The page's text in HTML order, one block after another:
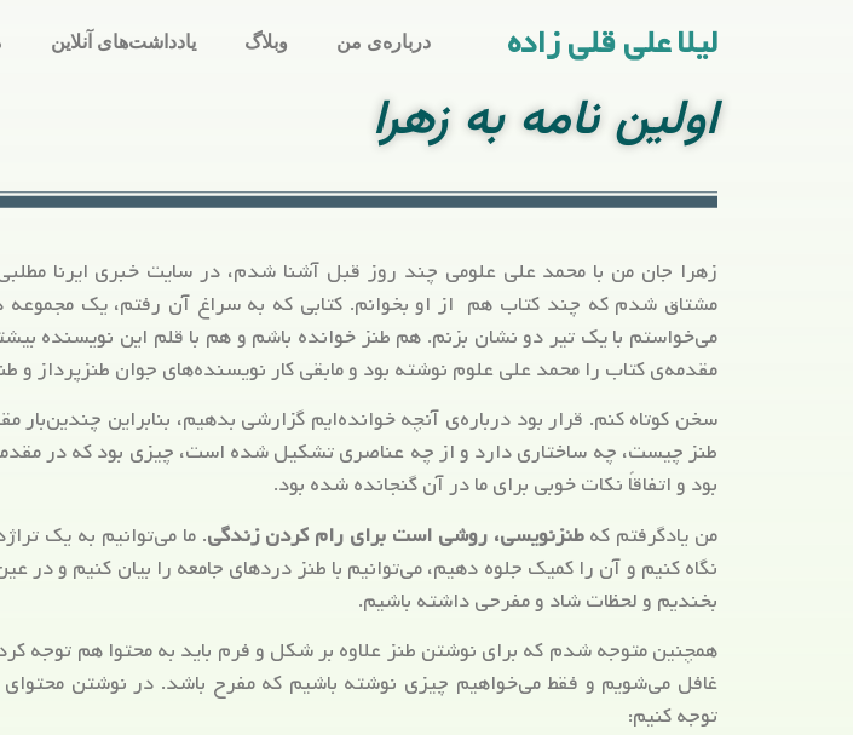
لیلا علی قلی زاده درباره‌ی من وبلاگ یادداشت‌های آنلاین
اولین نامه به زهرا
زهرا جان من با محمد علی علومی چند روز قبل آشنا شدم، در سایت خبری ایرنا
مشتاق شدم که چند کتاب هم از او بخوانم. کتابی که به سراغ آن رفتم، یک مجموعه
می‌خواستم با یک تیر دو نشان بزنم. هم طنز خوانده باشم و هم با قلم این نویسنده
مقدمه‌ی کتاب را محمد علی علوم نوشته بود و مابقی کار نویسنده‌های جوان طنزپرداز و
سخن کوتاه کنم. قرار بود درباره‌ی آنچه خوانده‌ایم گزارشی بدهیم، بنابراین چندین‌بار
طنز چیست، چه ساختاری دارد و از چه عناصری تشکیل شده است، چیزی بود که در
بود و اتفاقاً نکات خوبی برای ما در آن گنجانده شده بود.
من یادگرفتم کهطنزنویسی، روشی است برای رام کردن زندگی. ما می‌توانیم به یک
نگاه کنیم و آن را کمیک جلوه دهیم، می‌توانیم با طنز دردهای جامعه را بیان کنیم و در
بخندیم و لحظات شاد و مفرحی داشته باشیم.
همچنین متوجه شدم که برای نوشتن طنز علاوه بر شکل و فرم باید به محتوا هم توجه
غافل می‌شویم و فقط می‌خواهیم چیزی نوشته باشیم که مفرح باشد. در نوشتن محتوای
توجه کنیم: